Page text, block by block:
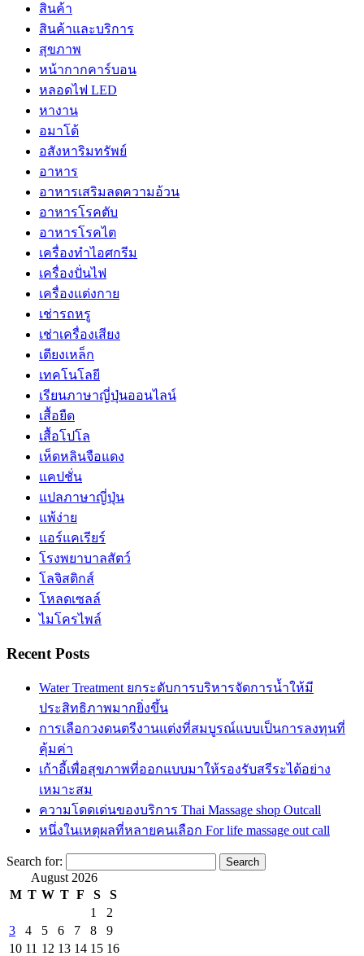
สินค้า
สินค้าและบริการ
สุขภาพ
หน้ากากคาร์บอน
หลอดไฟ LED
หางาน
อมาโด้
อสังหาริมทรัพย์
อาหาร
อาหารเสริมลดความอ้วน
อาหารโรคตับ
อาหารโรคไต
เครื่องทำไอศกรีม
เครื่องปั่นไฟ
เครื่องแต่งกาย
เช่ารถหรู
เช่าเครื่องเสียง
เตียงเหล็ก
เทคโนโลยี
เรียนภาษาญี่ปุ่นออนไลน์
เสื้อยืด
เสื้อโปโล
เห็ดหลินจือแดง
แคปชั่น
แปลภาษาญี่ปุ่น
แพ้ง่าย
แอร์แคเรียร์
โรงพยาบาลสัตว์
โลจิสติกส์
โหลดเซลล์
ไมโครไพล์
Recent Posts
Water Treatment ยกระดับการบริหารจัดการน้ำให้มี
ประสิทธิภาพมากยิ่งขึ้น
การเลือกวงดนตรีงานแต่งที่สมบูรณ์แบบเป็นการลงทุนที่
คุ้มค่า
เก้าอี้เพื่อสุขภาพที่ออกแบบมาให้รองรับสรีระได้อย่าง
เหมาะสม
ความโดดเด่นของบริการ Thai Massage shop Outcall
หนึ่งในเหตุผลที่หลายคนเลือก For life massage out call
Search for:
August 2026
M T W T F S
S
1
2
3
4 5 6 7 8
9
10 11 12 13 14 15 16